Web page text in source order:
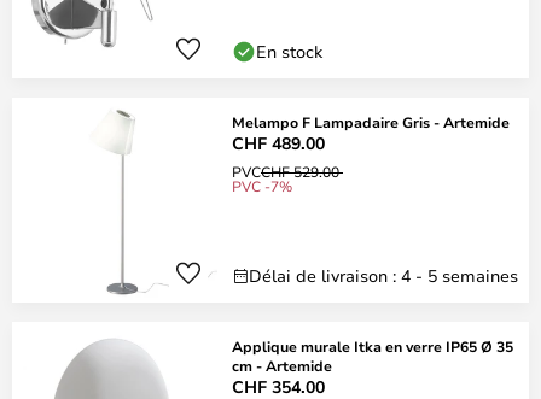
En stock
Melampo F Lampadaire Gris - Artemide
CHF 489.00
PVCCHF 529.00
PVC -7%
Délai de livraison : 4 - 5 semaines
Applique murale Itka en verre IP65 Ø 35
cm - Artemide
CHF 354.00